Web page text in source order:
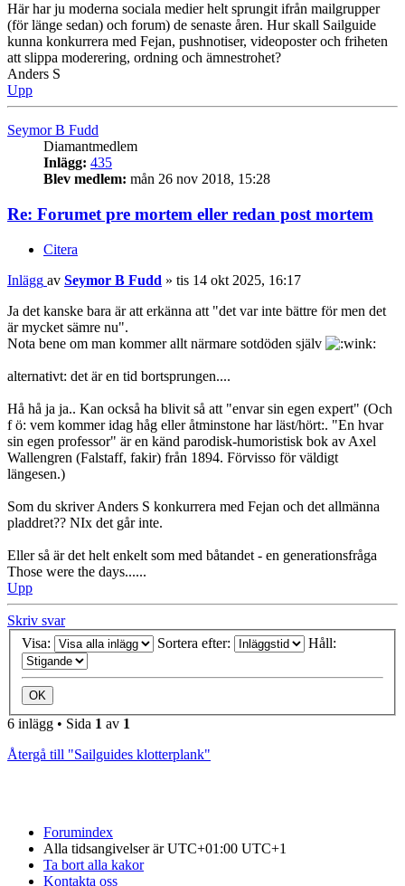
Här har ju moderna sociala medier helt sprungit ifrån mailgrupper
(för länge sedan) och forum) de senaste åren. Hur skall Sailguide
kunna konkurrera med Fejan, pushnotiser, videoposter och friheten
att slippa moderering, ordning och ämnestrohet?
Anders S
Upp
Seymor B Fudd
Diamantmedlem
Inlägg: 435
Blev medlem: mån 26 nov 2018, 15:28
Re: Forumet pre mortem eller redan post mortem
Citera
Inlägg av Seymor B Fudd » tis 14 okt 2025, 16:17
Ja det kanske bara är att erkänna att "det var inte bättre för men det
är mycket sämre nu".
Nota bene om man kommer allt närmare sotdöden själv
alternativt: det är en tid bortsprungen....
Hå hå ja ja.. Kan också ha blivit så att "envar sin egen expert" (Och
f ö: vem kommer idag håg eller åtminstone har läst/hört:. "En hvar
sin egen professor" är en känd parodisk-humoristisk bok av Axel
Wallengren (Falstaff, fakir) från 1894. Förvisso för väldigt
längesen.)
Som du skriver Anders S konkurrera med Fejan och det allmänna
pladdret?? NIx det går inte.
Eller så är det helt enkelt som med båtandet - en generationsfråga
Those were the days......
Upp
Skriv svar
Visa:
Sortera efter: Håll:
6 inlägg • Sida 1 av 1
Återgå till "Sailguides klotterplank"
Forumindex
Alla tidsangivelser är UTC+01:00 UTC+1
Ta bort alla kakor
Kontakta oss